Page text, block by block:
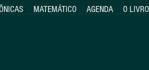
MATEMÁTICO AGENDA O LIVRO